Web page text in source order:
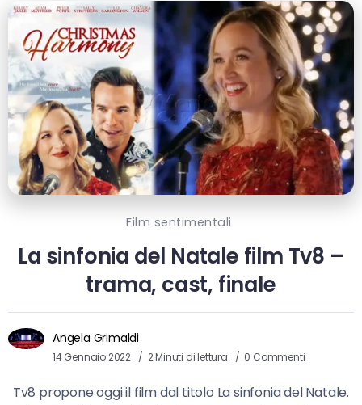
Film sentimentali
La sinfonia del Natale film Tv8 –
trama, cast, finale
Angela Grimaldi
14 Gennaio 2022 2 Minuti di lettura 0 Commenti
Tv8 propone oggi il film dal titolo La sinfonia del Natale.